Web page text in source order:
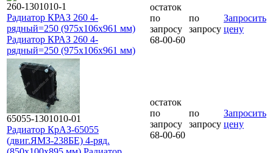
260-1301010-1
Радиатор КРАЗ 260 4-
рядный=250 (975х106х961 мм)
Радиатор КРАЗ 260 4-
рядный=250 (975х106х961 мм)
остаток
по
запросу
68-00-60
по
запросу
Запросить
цену
65055-1301010-01
Радиатор КрАЗ-65055
(двиг.ЯМЗ-238БЕ) 4-ряд.
остаток
по
запросу
68-00-60
по
запросу
Запросить
цену